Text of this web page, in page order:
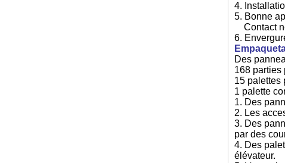
4.
5. Bonne
Contact
6.
Des
168 parties
15 palettes
1 palette
1. Des
2. Les
3. Des
par des
4. Des
élévateur.